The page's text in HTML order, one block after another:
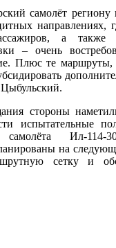
самолёт региону
направлениях,
а также
– очень
Плюс те
Цыбульский.
стороны
испытательные
самолёта
на
сетку и